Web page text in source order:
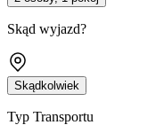
Skąd wyjazd?
Skądkolwiek
Typ Transportu